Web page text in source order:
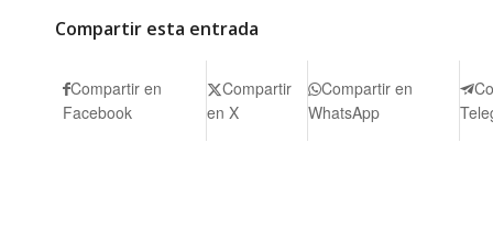
Compartir esta entrada
Compartir en
Facebook
Compartir
en X
Compartir en
WhatsApp